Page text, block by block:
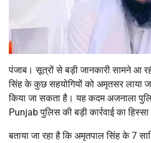
पंजाब। सूत्रों से बड़ी जानकारी सामने आ
सिंह के कुछ सहयोगियों को अमृतसर लाया
किया जा सकता है। यह कदम अजनाला
Punjab पुलिस की बड़ी कार्रवाई का
बताया जा रहा है कि अमृतपाल सिंह के 7